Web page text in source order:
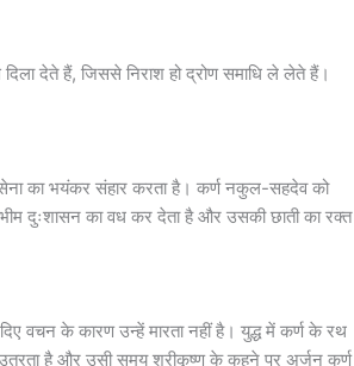
दिला देते हैं, जिससे निराश हो द्रोण समाधि ले लेते हैं।
सेना का भयंकर संहार करता है। कर्ण नकुल-सहदेव को
दुःशासन का वध कर देता है और उसकी छाती का रक्त
वचन के कारण उन्हें मारता नहीं है। युद्ध में कर्ण के रथ
उतरता है और उसी समय श्रीकृष्ण के कहने पर अर्जुन कर्ण